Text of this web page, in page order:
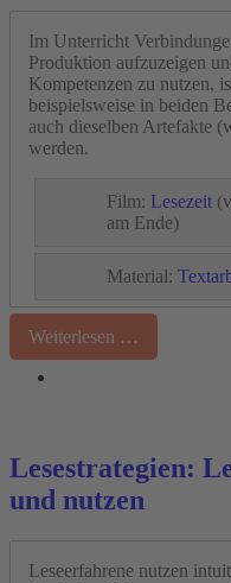
Im Unterricht
Produktion aufzuzeigen
Kompetenzen zu nutzen,
beispielsweise in beiden
auch dieselben Artefakte
werden.
Film: Lesezeit
am Ende)
Material:
Weiterlesen …
Lesestrategien:
und nutzen
Leseerfahrene nutzen